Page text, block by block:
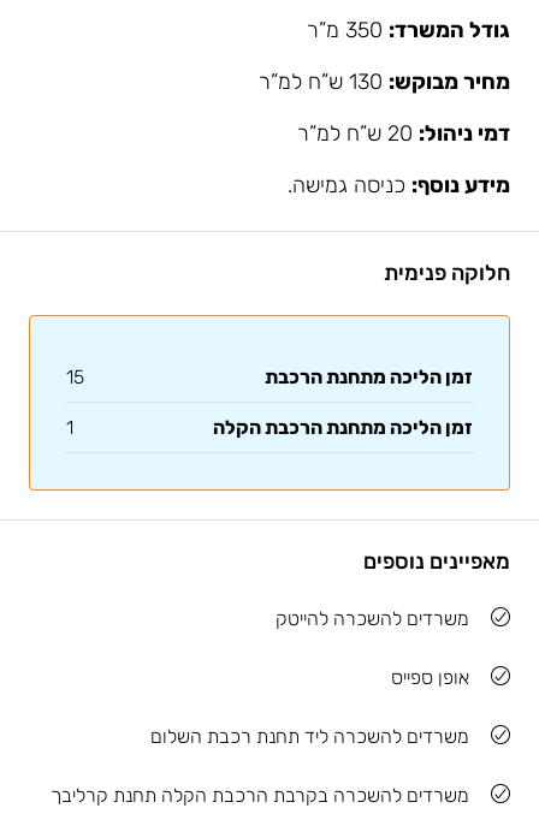
גודל המשרד:
מחיר מבוקש:
דמי ניהול:
מידע נוסף: כניסה גמישה.
חלוקה פנימית
זמן הליכה מתחנת הרכבת 15
זמן הליכה מתחנת הרכבת הקלה 1
מאפיינים נוספים
משרדים להשכרה להייטק
אופן ספייס
משרדים להשכרה ליד תחנת רכבת השלום
משרדים להשכרה בקרבת הרכבת הקלה תחנת קרליבך